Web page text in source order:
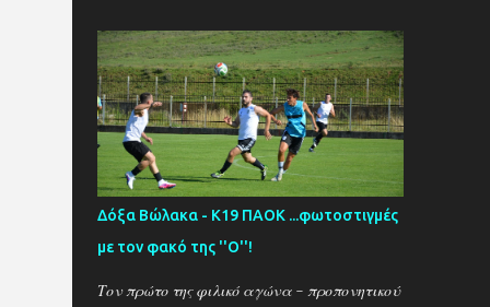
Δόξα Βώλακα - Κ19 ΠΑΟΚ ...φωτοστιγμές
με τον φακό της ''Ο''!
Τον πρώτο της φιλικό αγώνα - προπονητικού